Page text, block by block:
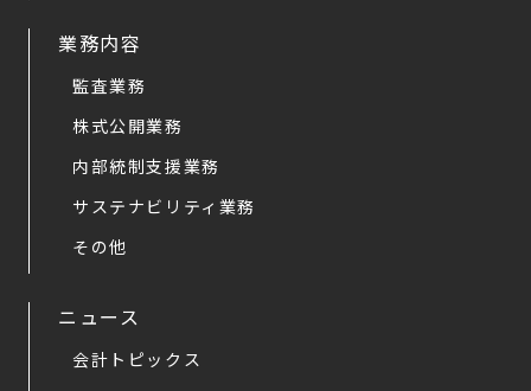
業務内容
監査業務
株式公開業務
内部統制支援業務
サステナビリティ業務
その他
ニュース
会計トピックス